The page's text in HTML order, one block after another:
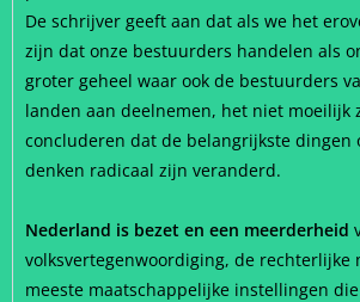
De schrijver geeft aan dat als we het
zijn dat onze bestuurders handelen als
groter geheel waar ook de bestuurders
landen aan deelnemen, het niet moeilijk
concluderen dat de belangrijkste dingen
denken radicaal zijn veranderd.
Nederland is bezet en een meerderheid
volksvertegenwoordiging, de rechterlijke
meeste maatschappelijke instellingen